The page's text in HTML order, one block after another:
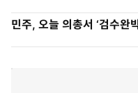
민주, 오늘 의총서 ‘검수완